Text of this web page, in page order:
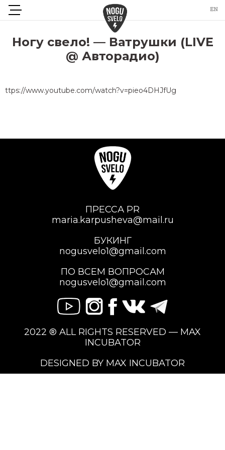
Ногу свело! — Ватрушки (LIVE
@ Авторадио)
ttps://www.youtube.com/watch?v=pieo4DHJfUg
ПРЕССА PR
maria.karpusheva@mail.ru
БУКИНГ
nogusvelo1@gmail.com
ПО ВСЕМ ВОПРОСАМ
nogusvelo1@gmail.com
2022 ® ALL RIGHTS RESERVED — MAX
INCUBATOR
DESIGNED BY MAX INCUBATOR